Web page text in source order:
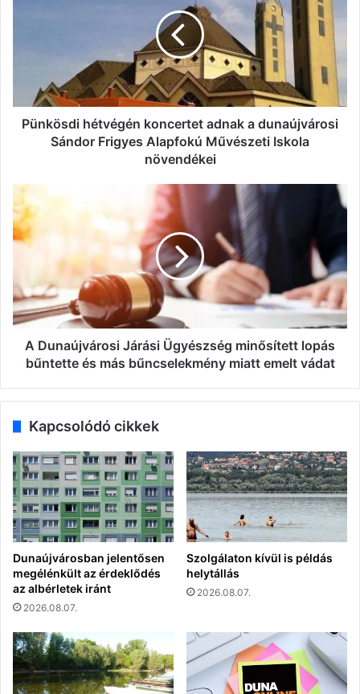
Frigyes
Alapfokú
Művészeti
Pünkösdi hétvégén koncertet adnak a dunaújvárosi
Sándor Frigyes Alapfokú Művészeti Iskola
növendékei
Dunaújvárosi
Járási
Ügyészség
minősített
bűntette
és
más
bűncselekmény
miatt
A Dunaújvárosi Járási Ügyészség minősített lopás
bűntette és más bűncselekmény miatt emelt vádat
Kapcsolódó cikkek
Dunaújvárosban jelentősen
megélénkült az érdeklődés
az albérletek iránt
2026.08.07.
Szolgálaton kívül is példás
helytállás
2026.08.07.